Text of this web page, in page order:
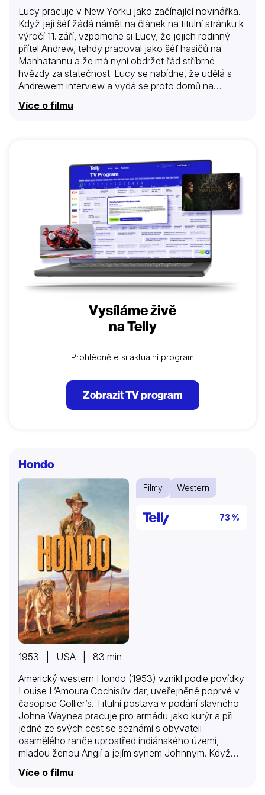
Lucy pracuje v New Yorku jako začínající novinářka.
Když její šéf žádá námět na článek na titulní stránku k
výročí 11. září, vzpomene si Lucy, že jejich rodinný
přítel Andrew, tehdy pracoval jako šéf hasičů na
Manhatannu a že má nyní obdržet řád stříbrné
hvězdy za statečnost. Lucy se nabídne, že udělá s
Andrewem interview a vydá se proto domů na
Andrewowa syna, do kterého se zamiluje.
Více o filmu
Vysíláme živě
na Telly
Prohlédněte si aktuální program
Zobrazit TV program
Hondo
Filmy Western
73 %
1953 | USA | 83 min
Americký western Hondo (1953) vznikl podle povídky
Louise L’Amoura Cochisův dar, uveřejněné poprvé v
časopise Collier’s. Titulní postava v podání slavného
Johna Waynea pracuje pro armádu jako kurýr a při
jedné ze svých cest se seznámí s obyvateli
osamělého ranče uprostřed indiánského území,
mladou ženou Angií a jejím synem Johnnym. Když
Apačové povstanou, Angie ho vydává za svého
manžela, takže se na něho vztahuje ochranná ruka
Více o filmu